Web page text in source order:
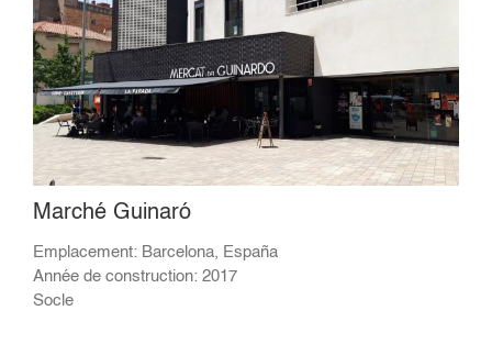
Marché Guinaró
Emplacement: Barcelona, España
Année de construction: 2017
Socle